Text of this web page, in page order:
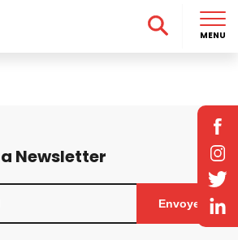
Newsletter
Envoyer
MENU